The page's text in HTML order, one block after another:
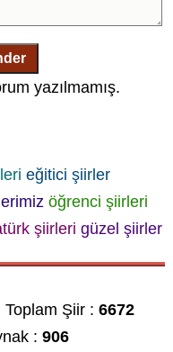
yazılmamış.
eğitici şiirler
öğrenci şiirleri
şiirleri güzel şiirler
Toplam Şiir :6672
:906